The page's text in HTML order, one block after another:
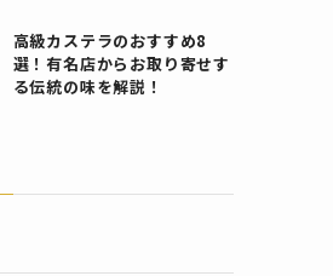
高級カステラのおすすめ8
選！有名店からお取り寄せす
る伝統の味を解説！